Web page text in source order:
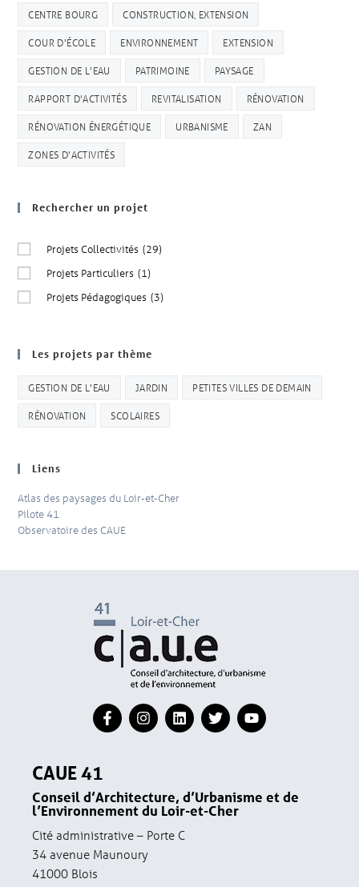
CENTRE BOURG CONSTRUCTION, EXTENSION
COUR D'ÉCOLE ENVIRONNEMENT EXTENSION
GESTION DE L'EAU PATRIMOINE PAYSAGE
RAPPORT D'ACTIVITÉS REVITALISATION RÉNOVATION
RÉNOVATION ÉNERGÉTIQUE URBANISME ZAN
ZONES D'ACTIVITÉS
Rechercher un projet
Projets Collectivités (29)
Projets Particuliers (1)
Projets Pédagogiques (3)
Les projets par thème
GESTION DE L'EAU JARDIN PETITES VILLES DE DEMAIN
RÉNOVATION SCOLAIRES
Liens
Atlas des paysages du Loir-et-Cher
Pilote 41
Observatoire des CAUE
CAUE 41
Conseil d’Architecture, d’Urbanisme et de
l’Environnement du Loir-et-Cher
Cité administrative – Porte C
34 avenue Maunoury
41000 Blois